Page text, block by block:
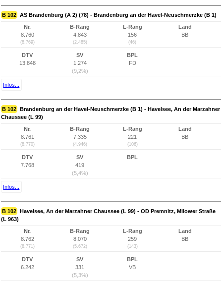
B 102 AS Brandenburg (A 2) (78) - Brandenburg an der Havel-Neuschmerzke (B 1)
Nr.
8.760
(8.769)
B-Rang
4.843
(2.485)
L-Rang
156
(46)
Land
BB
DTV
13.848
SV
1.274
(9,2%)
BPL
FD
Infos...
B 102 Brandenburg an der Havel-Neuschmerzke (B 1) - Havelsee, An der Marzahner
Chaussee (L 99)
Nr.
8.761
(8.770)
B-Rang
7.335
(4.946)
L-Rang
221
(106)
Land
BB
DTV
7.768
SV
419
(5,4%)
BPL
Infos...
B 102 Havelsee, An der Marzahner Chaussee (L 99) - OD Premnitz, Milower Straße
(L 963)
Nr.
8.762
(8.771)
B-Rang
8.070
(5.672)
L-Rang
259
(143)
Land
BB
DTV
6.242
SV
331
(5,3%)
BPL
VB